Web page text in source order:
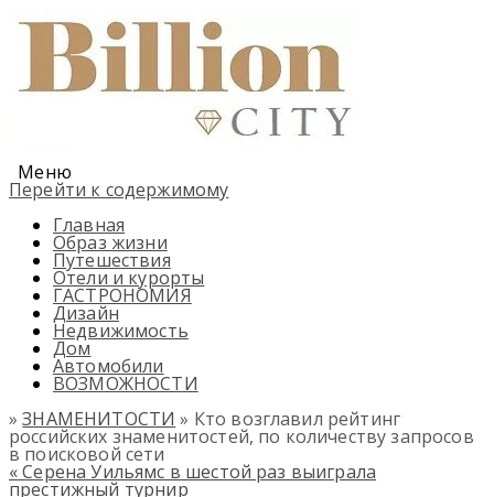
Меню
Перейти к содержимому
Главная
Образ жизни
Путешествия
Отели и курорты
ГАСТРОНОМИЯ
Дизайн
Недвижимость
Дом
Автомобили
ВОЗМОЖНОСТИ
»ЗНАМЕНИТОСТИ » Кто возглавил рейтинг
российских знаменитостей, по количеству запросов
в поисковой сети
«Серена Уильямс в шестой раз выиграла
престижный турнир